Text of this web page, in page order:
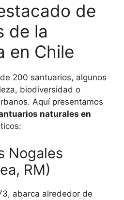
de
de la
en Chile
200 santuarios, algunos
biodiversidad o
Aquí presentamos
naturales en
Nogales
RM)
abarca alrededor de